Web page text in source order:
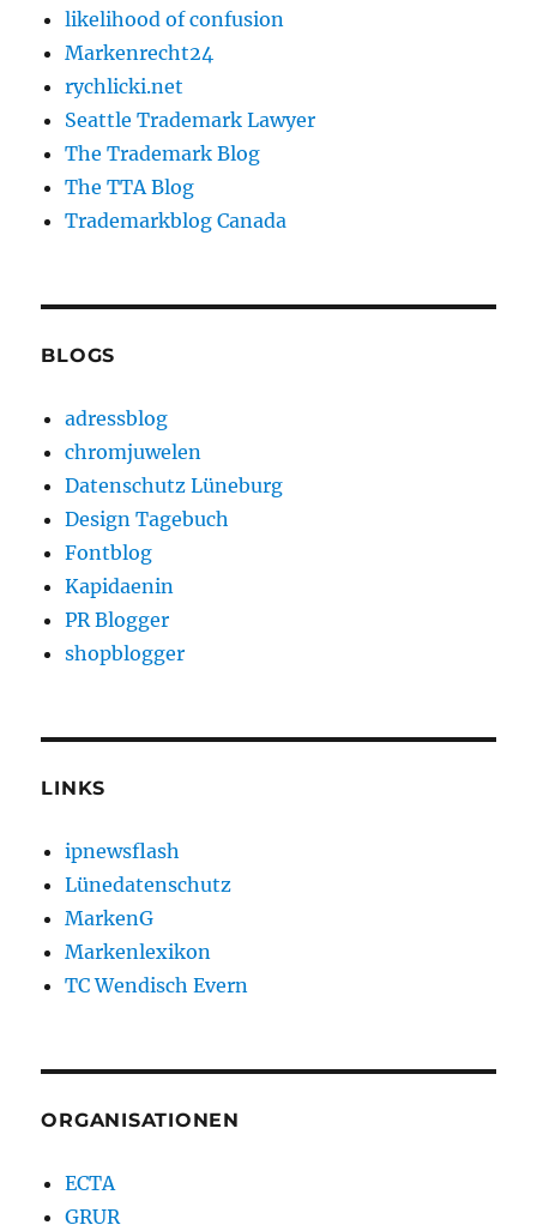
likelihood of confusion
Markenrecht24
rychlicki.net
Seattle Trademark Lawyer
The Trademark Blog
The TTA Blog
Trademarkblog Canada
BLOGS
adressblog
chromjuwelen
Datenschutz Lüneburg
Design Tagebuch
Fontblog
Kapidaenin
PR Blogger
shopblogger
LINKS
ipnewsflash
Lünedatenschutz
MarkenG
Markenlexikon
TC Wendisch Evern
ORGANISATIONEN
ECTA
GRUR